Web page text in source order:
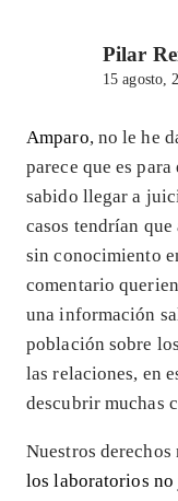
Pilar
15 agosto,
Amparo, no le he
parece que es
sabido llegar a
casos tendrían
sin conocimiento
comentario
una información
población sobre
las relaciones, en
descubrir muchas
Nuestros
los laboratorios no